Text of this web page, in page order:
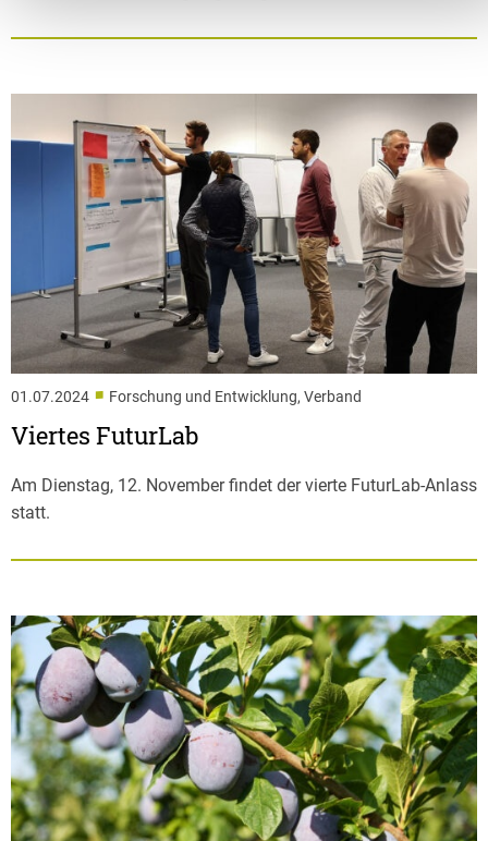
01.07.2024 ■ Forschung und Entwicklung, Verband
Viertes FuturLab
Am Dienstag, 12. November findet der vierte FuturLab-Anlass
statt.